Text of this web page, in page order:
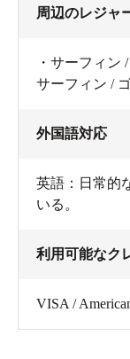
周辺のレジャ
・サーフィン
サーフィン /
外国語対応
英語：日常的
いる。
利用可能なク
VISA /